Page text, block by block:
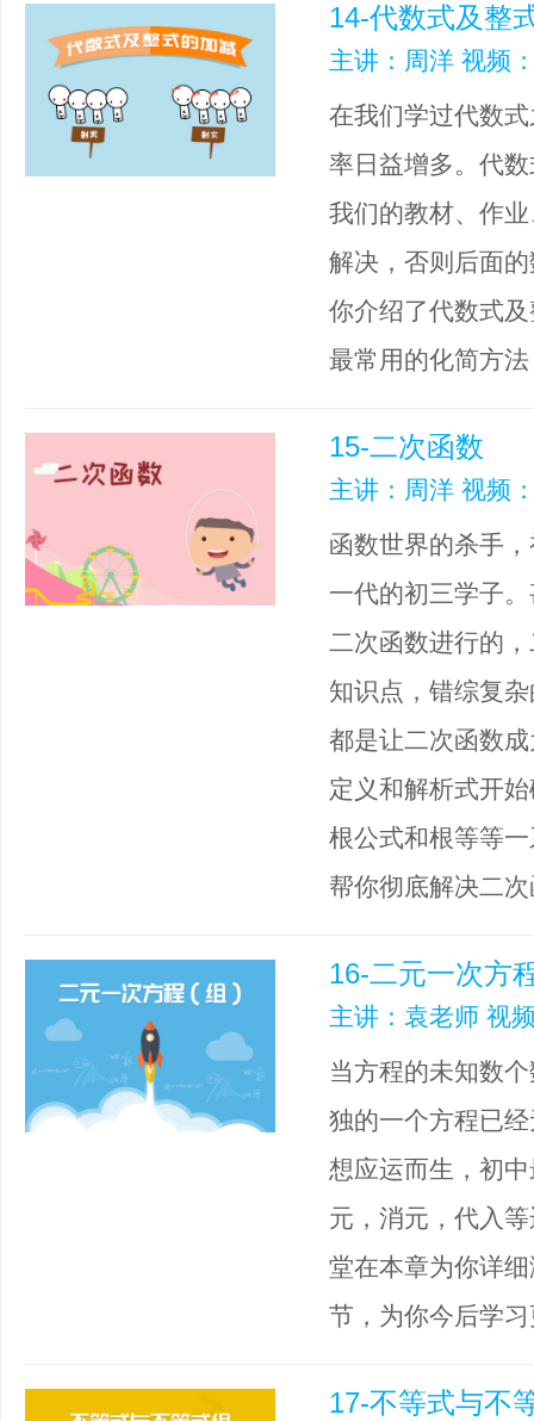
14-代数式及整
主讲：周洋 视频
在我们学过代数
率日益增多。代
我们的教材、作
解决，否则后面
你介绍了代数式
最常用的化简方
15-二次函数
主讲：周洋 视频
函数世界的杀手
一代的初三学子
二次函数进行的
知识点，错综复
都是让二次函数
定义和解析式开
根公式和根等等
帮你彻底解决二
16-二元一次方
主讲：袁老师 视
当方程的未知数
独的一个方程已
想应运而生，初
元，消元，代入
堂在本章为你详
节，为你今后学
17-不等式与不